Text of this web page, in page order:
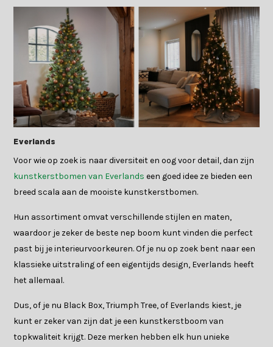
Everlands
Voor wie op zoek is naar diversiteit en oog voor detail, dan zijn
kunstkerstbomen van Everlands een goed idee ze bieden een
breed scala aan de mooiste kunstkerstbomen.
Hun assortiment omvat verschillende stijlen en maten,
waardoor je zeker de beste nep boom kunt vinden die perfect
past bij je interieurvoorkeuren. Of je nu op zoek bent naar een
klassieke uitstraling of een eigentijds design, Everlands heeft
het allemaal.
Dus, of je nu Black Box, Triumph Tree, of Everlands kiest, je
kunt er zeker van zijn dat je een kunstkerstboom van
topkwaliteit krijgt. Deze merken hebben elk hun unieke